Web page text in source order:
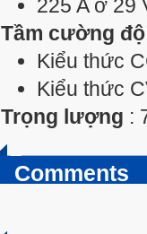
225 A ở 29
Tầm cường
Kiểu thức
Kiểu thức
Trọng lượng :
Comments